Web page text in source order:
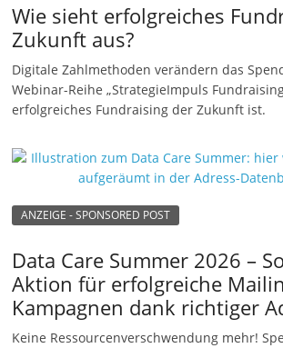
Wie sieht erfolgreiches
Zukunft aus?
Digitale Zahlmethoden verändern das
Webinar-Reihe „StrategieImpuls
erfolgreiches Fundraising der Zukunft ist.
ANZEIGE - SPONSORED POST
Data Care Summer 2026 –
Aktion für erfolgreiche
Kampagnen dank richtiger
Keine Ressourcenverschwendung mehr!